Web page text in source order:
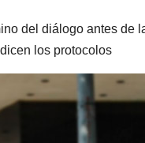
del diálogo antes de
los protocolos